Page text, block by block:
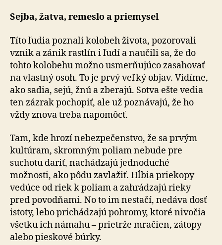
Sejba, žatva, remeslo a priemysel
Títo ľudia poznali kolobeh života, pozorovali
vznik a zánik rastlín i ľudí a naučili sa, že do
tohto kolobehu možno usmerňujúco zasahovať
na vlastný osoh. To je prvý veľký objav. Vidíme,
ako sadia, sejú, žnú a zberajú. Sotva ešte vedia
ten zázrak pochopiť, ale už poznávajú, že ho
vždy znova treba napomôcť.
Tam, kde hrozí nebezpečenstvo, že sa prvým
kultúram, skromným poliam nebude pre
suchotu dariť, nachádzajú jednoduché
možnosti, ako pôdu zavlažiť. Hĺbia priekopy
vedúce od riek k poliam a zahrádzajú rieky
pred povodňami. No to im nestačí, nedáva dosť
istoty, lebo prichádzajú pohromy, ktoré nivočia
všetku ich námahu – prietrže mračien, zátopy
alebo pieskové búrky.